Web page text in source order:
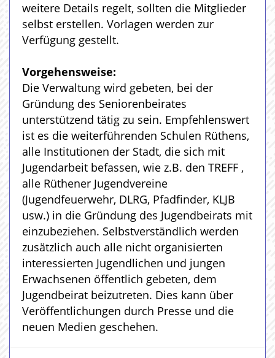
weitere Details regelt, sollten die Mitglieder
selbst erstellen. Vorlagen werden zur
Verfügung gestellt.
Vorgehensweise:
Die Verwaltung wird gebeten, bei der
Gründung des Seniorenbeirates
unterstützend tätig zu sein. Empfehlenswert
ist es die weiterführenden Schulen Rüthens,
alle Institutionen der Stadt, die sich mit
Jugendarbeit befassen, wie z.B. den TREFF ,
alle Rüthener Jugendvereine
(Jugendfeuerwehr, DLRG, Pfadfinder, KLJB
usw.) in die Gründung des Jugendbeirats mit
einzubeziehen. Selbstverständlich werden
zusätzlich auch alle nicht organisierten
interessierten Jugendlichen und jungen
Erwachsenen öffentlich gebeten, dem
Jugendbeirat beizutreten. Dies kann über
Veröffentlichungen durch Presse und die
neuen Medien geschehen.